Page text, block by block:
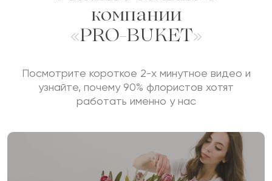
компании
«PRO-BUKET»
Посмотрите короткое 2-х минутное видео и
узнайте, почему 90% флористов хотят
работать именно у нас